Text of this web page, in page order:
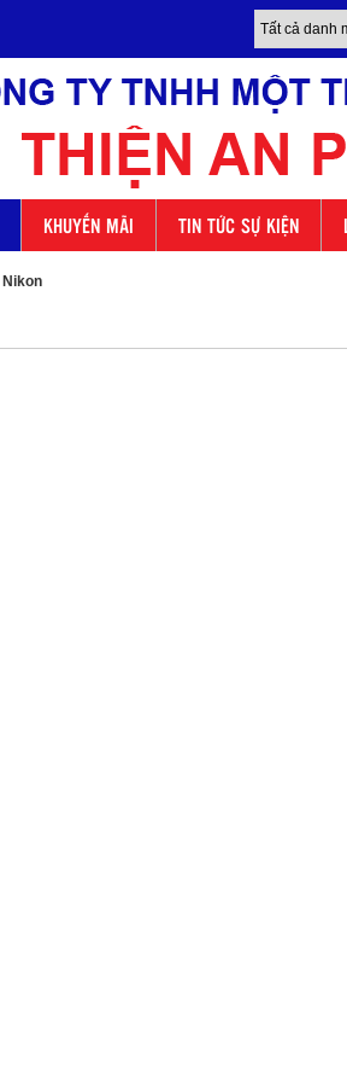
KHUYẾN MÃI TIN TỨC SỰ KIỆN
Nikon